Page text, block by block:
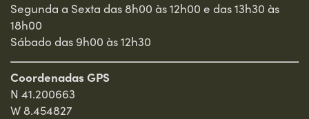
Segunda a Sexta das 8h00 às 12h00 e das 13h30 às
18h00
Sábado das 9h00 às 12h30
Coordenadas GPS
N 41.200663
W 8.454827